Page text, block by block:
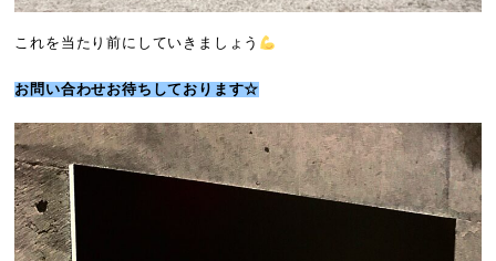
これを当たり前にしていきましょう
お問い合わせお待ちしております☆